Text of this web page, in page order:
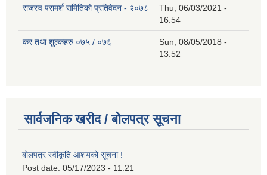
राजस्व परामर्श समितिको प्रतिवेदन - २०७८
Thu, 06/03/2021 -
16:54
कर तथा शुल्कहरु ०७५ / ०७६
Sun, 08/05/2018 -
13:52
सार्वजनिक खरीद / बोलपत्र सूचना
बोलपत्र स्वीकृति आशयको सूचना !
Post date: 05/17/2023 - 11:21